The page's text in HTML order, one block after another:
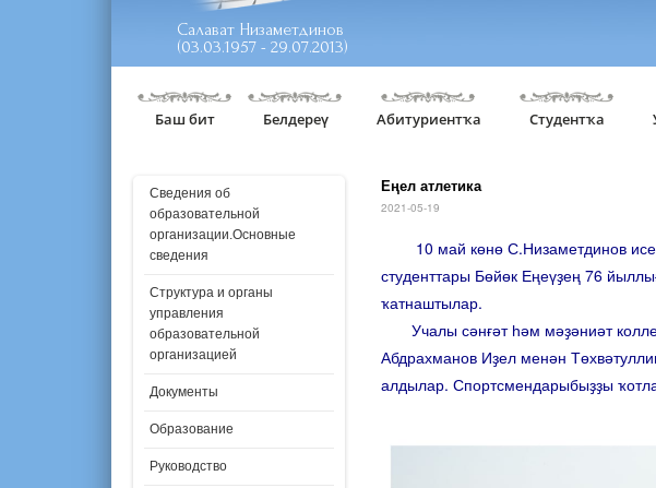
Салават Низаметдинов
(03.03.1957 - 29.07.2013)
Баш бит Белдереү Абитуриентҡа Студентҡа
Сведения об
образовательной
организации.Основные
сведения
Структура и органы
управления
образовательной
организацией
Документы
Образование
Руководство
Еңел атлетика
2021-05-19
10 май көнө С.Низаметдинов
студенттары Бөйөк Еңеүҙең 76
ҡатнаштылар.
Учалы сәнғәт һәм мәҙәниәт
Абдрахманов Иҙел менән
алдылар. Спортсмендарыбыҙҙы